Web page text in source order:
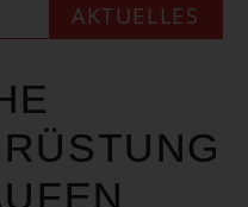
AKTUELLES